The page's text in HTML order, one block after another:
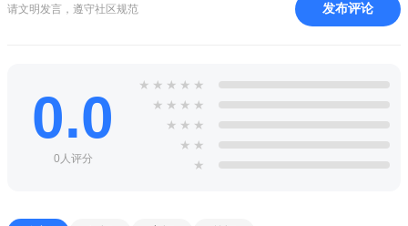
以释放你的压力。
请文明发言，遵守社区规范 发布评论
0.0
0人评分
★ ★ ★ ★ ★
★ ★ ★ ★
★ ★ ★
★ ★
★